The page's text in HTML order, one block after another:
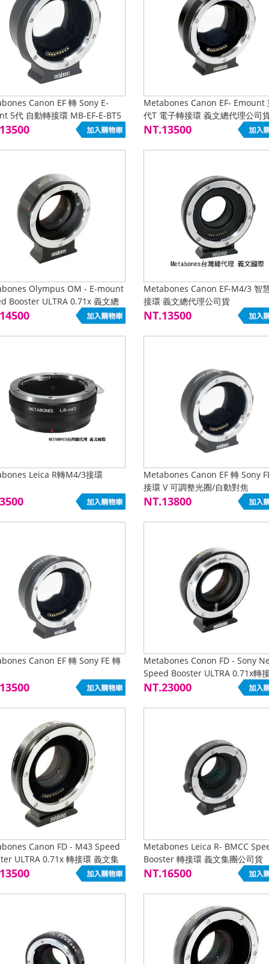
Canon EF 轉 Sony E-
5代 自動轉接環 MB-EF-E-BT5
Metabones Canon EF- Emount
代T 電子轉接環 義文總代理公司
NT.13500
Olympus OM - E-mount
Booster ULTRA 0.71x 義文總
司貨
Metabones Canon EF-M4/3 智
接環 義文總代理公司貨
NT.13500
Leica R轉M4/3接環
Metabones Canon EF 轉 Sony
接環 V 可調整光圈/自動對焦
NT.13800
Canon EF 轉 Sony FE 轉
Metabones Conon FD - Sony
Speed Booster ULTRA 0.71x轉
義文集團公司貨
NT.23000
Canon FD - M43 Speed
ULTRA 0.71x 轉接環 義文集
貨
Metabones Leica R- BMCC
Booster 轉接環 義文集團公司貨
NT.16500